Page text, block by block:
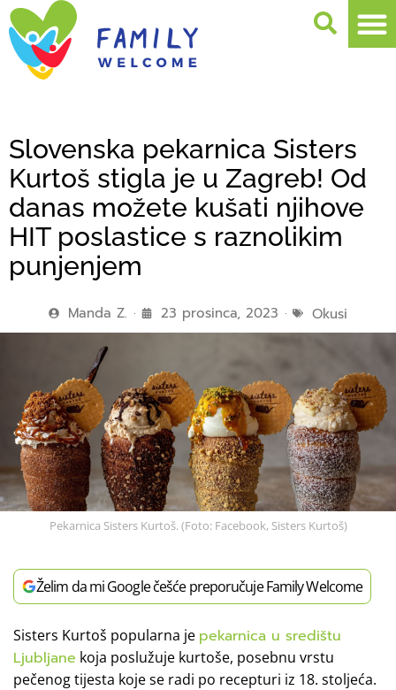
Slovenska pekarnica Sisters
Kurtoš stigla je u Zagreb! Od
danas možete kušati njihove
HIT poslastice s raznolikim
punjenjem
Manda Z. 23 prosinca, 2023 Okusi
Pekarnica Sisters Kurtoš. (Foto: Facebook, Sisters Kurtoš)
Želim da mi Google češće preporučuje Family Welcome
Sisters Kurtoš popularna je pekarnica u središtu
Ljubljane koja poslužuje kurtoše, posebnu vrstu
pečenog tijesta koje se radi po recepturi iz 18. stoljeća.